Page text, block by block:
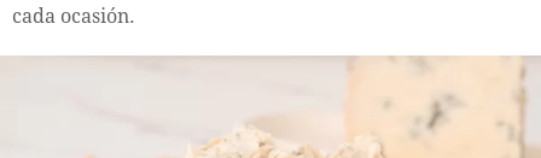
cada ocasión.